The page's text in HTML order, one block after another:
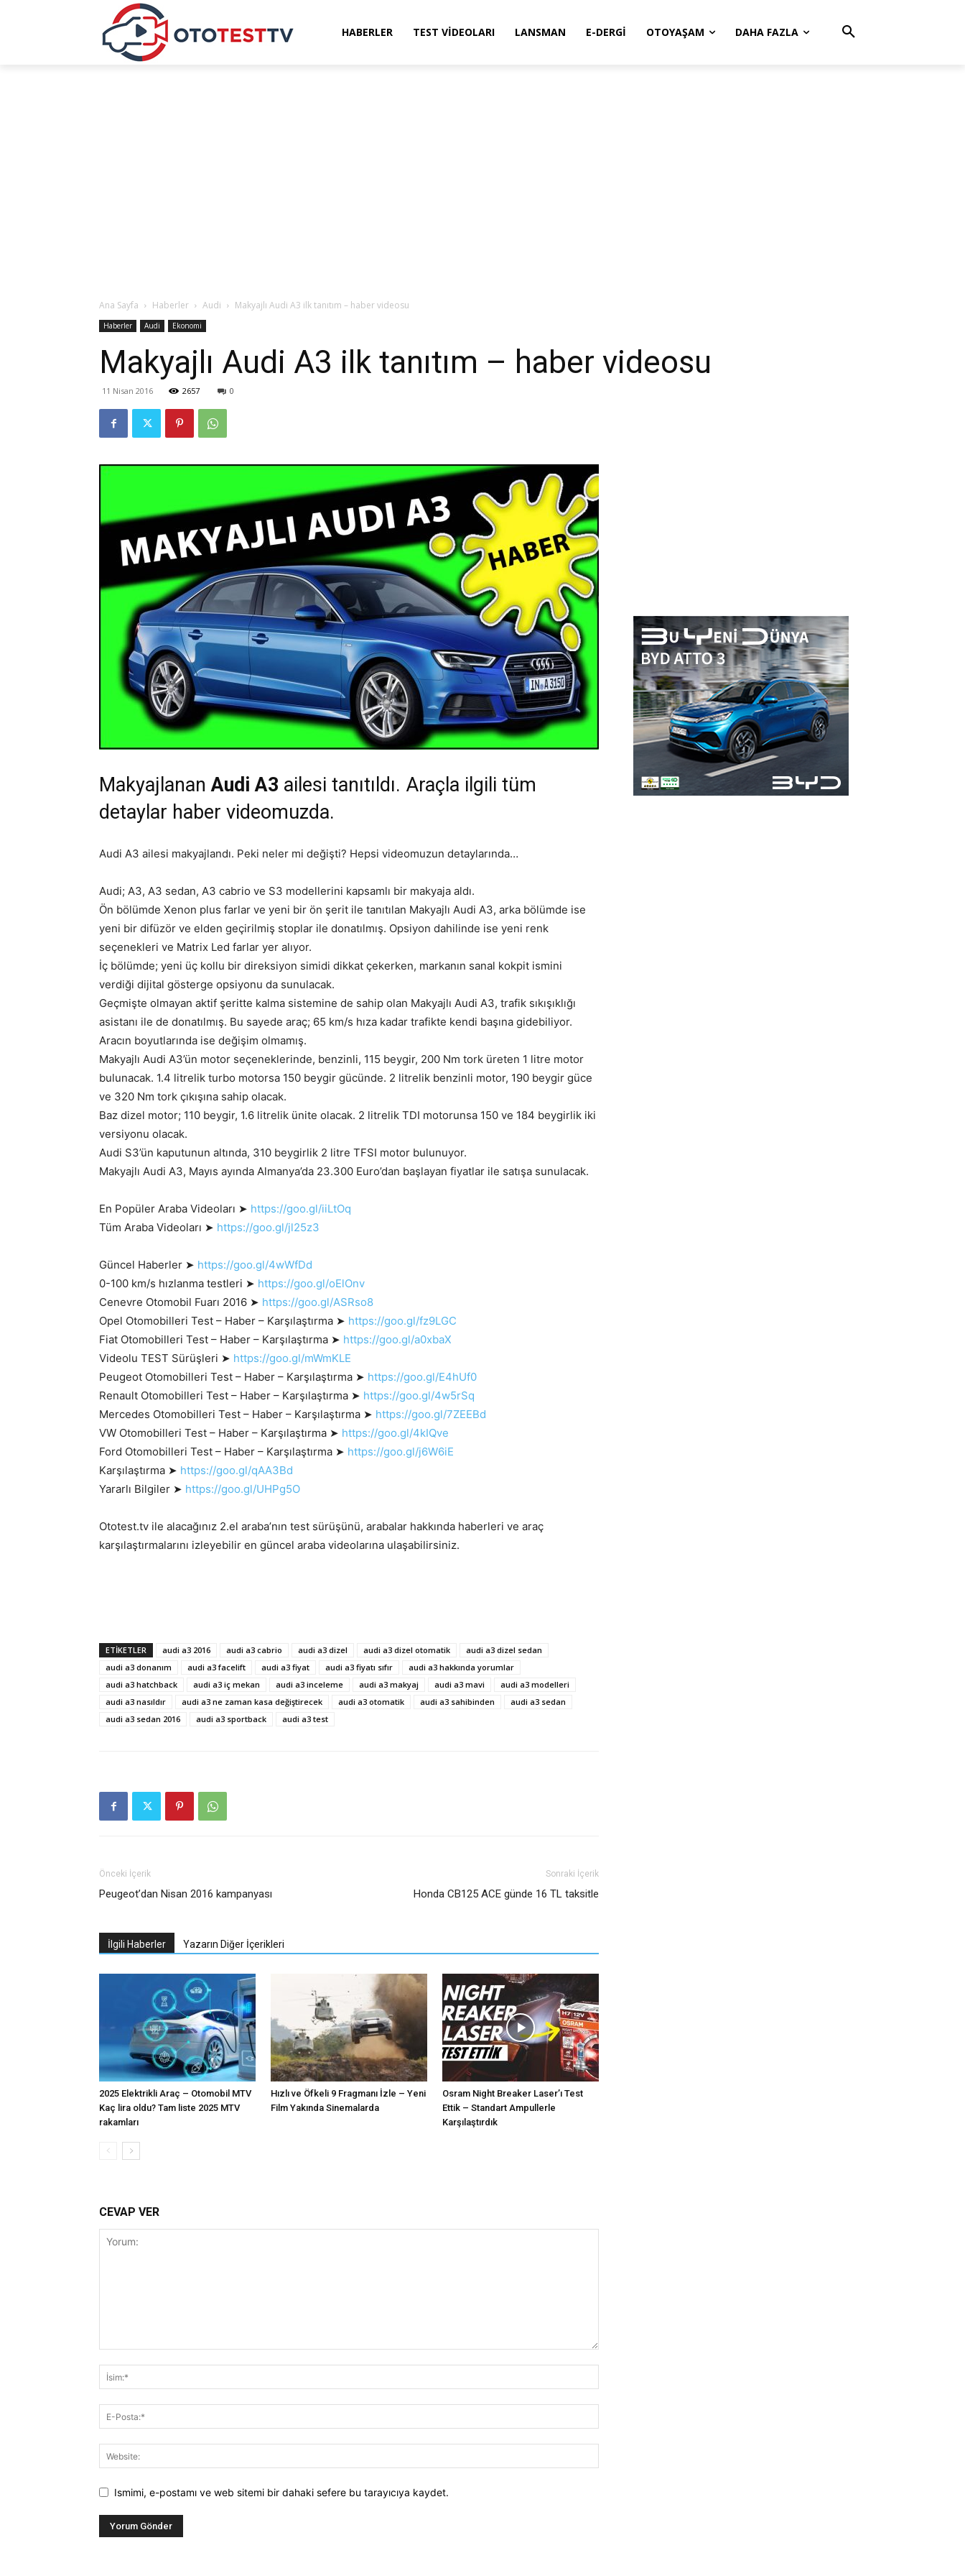
HABERLER TEST VIDEOLARI LANSMAN E-DERGI OTOYAŞAM DAHA FAZLA
Ana Sayfa Haberler Audi Makyajlı Audi A3 ilk tanıtım – haber videosu
Haberler Audi Ekonomi
Makyajlı Audi A3 ilk tanıtım – haber videosu
11 Nisan 2016 2657 0
MakyajlananAudi A3 ailesi tanıtıldı. Araçla ilgili tüm
detaylar haber videomuzda.
Audi A3 ailesi makyajlandı. Peki neler mi değişti? Hepsi videomuzun detaylarında…
Audi; A3, A3 sedan, A3 cabrio ve S3 modellerini kapsamlı bir makyaja aldı.
Ön bölümde Xenon plus farlar ve yeni bir ön şerit ile tanıtılan Makyajlı Audi A3, arka bölümde ise
yeni bir difüzör ve elden geçirilmiş stoplar ile donatılmış. Opsiyon dahilinde ise yeni renk
seçenekleri ve Matrix Led farlar yer alıyor.
İç bölümde; yeni üç kollu bir direksiyon simidi dikkat çekerken, markanın sanal kokpit ismini
verdiği dijital gösterge opsiyonu da sunulacak.
Geçmişte olmayan aktif şeritte kalma sistemine de sahip olan Makyajlı Audi A3, trafik sıkışıklığı
asistanı ile de donatılmış. Bu sayede araç; 65 km/s hıza kadar trafikte kendi başına gidebiliyor.
Aracın boyutlarında ise değişim olmamış.
Makyajlı Audi A3’ün motor seçeneklerinde, benzinli, 115 beygir, 200 Nm tork üreten 1 litre motor
bulunacak. 1.4 litrelik turbo motorsa 150 beygir gücünde. 2 litrelik benzinli motor, 190 beygir güce
ve 320 Nm tork çıkışına sahip olacak.
Baz dizel motor; 110 beygir, 1.6 litrelik ünite olacak. 2 litrelik TDI motorunsa 150 ve 184 beygirlik iki
versiyonu olacak.
Audi S3’ün kaputunun altında, 310 beygirlik 2 litre TFSI motor bulunuyor.
Makyajlı Audi A3, Mayıs ayında Almanya’da 23.300 Euro’dan başlayan fiyatlar ile satışa sunulacak.
En Popüler Araba Videoları ➤ https://goo.gl/iiLtOq
Tüm Araba Videoları ➤ https://goo.gl/jl25z3
Güncel Haberler ➤ https://goo.gl/4wWfDd
0-100 km/s hızlanma testleri ➤ https://goo.gl/oElOnv
Cenevre Otomobil Fuarı 2016 ➤ https://goo.gl/ASRso8
Opel Otomobilleri Test – Haber – Karşılaştırma ➤ https://goo.gl/fz9LGC
Fiat Otomobilleri Test – Haber – Karşılaştırma ➤ https://goo.gl/a0xbaX
Videolu TEST Sürüşleri ➤ https://goo.gl/mWmKLE
Peugeot Otomobilleri Test – Haber – Karşılaştırma ➤ https://goo.gl/E4hUf0
Renault Otomobilleri Test – Haber – Karşılaştırma ➤ https://goo.gl/4w5rSq
Mercedes Otomobilleri Test – Haber – Karşılaştırma ➤ https://goo.gl/7ZEEBd
VW Otomobilleri Test – Haber – Karşılaştırma ➤ https://goo.gl/4kIQve
Ford Otomobilleri Test – Haber – Karşılaştırma ➤ https://goo.gl/j6W6iE
Karşılaştırma ➤ https://goo.gl/qAA3Bd
Yararlı Bilgiler ➤ https://goo.gl/UHPg5O
Ototest.tv ile alacağınız 2.el araba’nın test sürüşünü, arabalar hakkında haberleri ve araç
karşılaştırmalarını izleyebilir en güncel araba videolarına ulaşabilirsiniz.
ETIKETLER audi a3 2016 audi a3 cabrio audi a3 dizel audi a3 dizel otomatik
audi a3 dizel sedan
audi a3 donanım
audi a3 facelift audi a3 fiyat audi a3 fiyatı sıfır
audi a3 hakkında yorumlar
audi a3 hatchback
audi a3 iç mekan audi a3 inceleme audi a3 makyaj audi a3 mavi
audi a3 modelleri
audi a3 nasıldır
audi a3 ne zaman kasa değiştirecek audi a3 otomatik audi a3 sahibinden
audi a3 sedan
audi a3 sedan 2016
audi a3 sportback audi a3 test
Önceki İçerik
Peugeot’dan Nisan 2016 kampanyası
Sonraki İçerik
Honda CB125 ACE günde 16 TL taksitle
İlgili Haberler Yazarın Diğer İçerikleri
2025 Elektrikli Araç – Otomobil MTV
Kaç lira oldu? Tam liste 2025 MTV
rakamları
Hızlı ve Öfkeli 9 Fragmanı İzle – Yeni
Film Yakında Sinemalarda
Osram Night Breaker Laser’ı Test
Ettik – Standart Ampullerle
Karşılaştırdık
CEVAP VER
Ismimi, e-postamı ve web sitemi bir dahaki sefere bu tarayıcıya kaydet.